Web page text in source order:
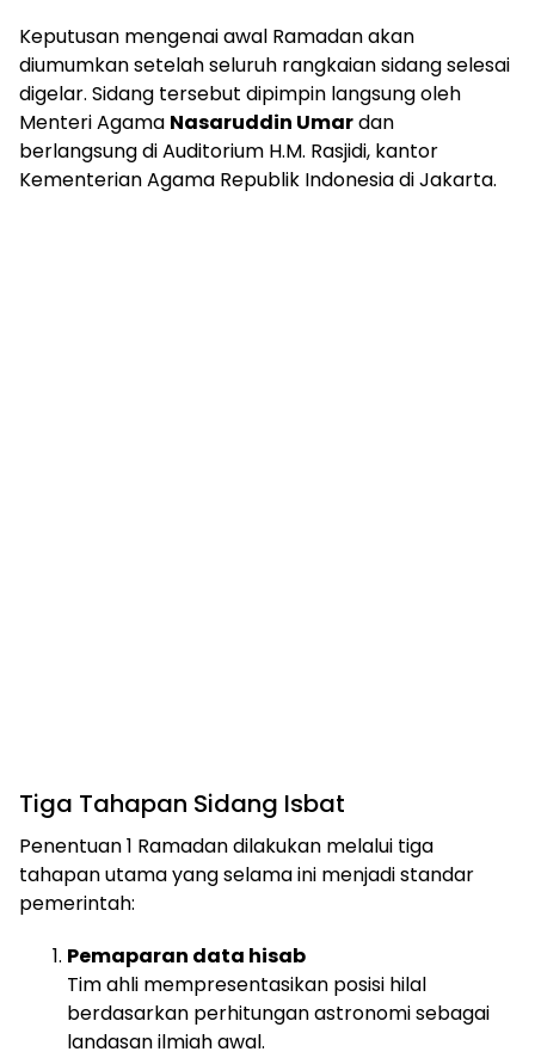
Keputusan mengenai awal Ramadan akan
diumumkan setelah seluruh rangkaian sidang selesai
digelar. Sidang tersebut dipimpin langsung oleh
Menteri Agama Nasaruddin Umardan
berlangsung di Auditorium H.M. Rasjidi, kantor
Kementerian Agama Republik IndonesiadiJakarta.
Tiga Tahapan Sidang Isbat
Penentuan 1 Ramadan dilakukan melalui tiga
tahapan utama yang selama ini menjadi standar
pemerintah:
Pemaparan data hisab
Tim ahli mempresentasikan posisi hilal
berdasarkan perhitungan astronomi sebagai
landasan ilmiah awal.